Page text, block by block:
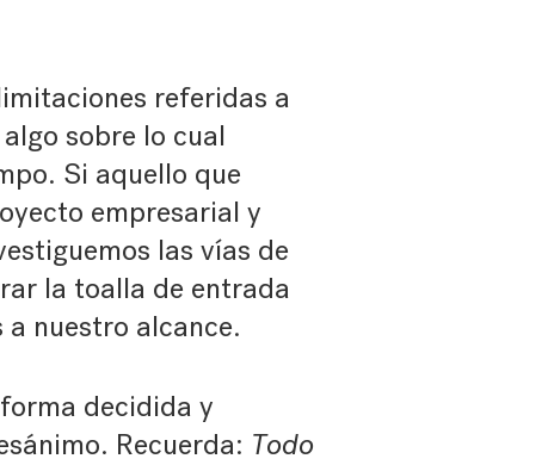
referidas a
sobre lo cual
Si aquello que
empresarial y
las vías de
la toalla de entrada
nuestro alcance.
decidida y
Recuerda: Todo